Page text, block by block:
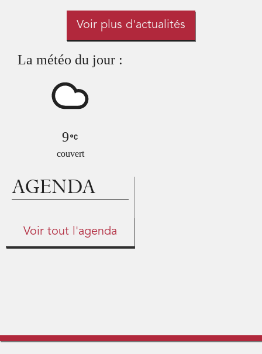
Voir plus d'actualités
La météo du jour :
9
couvert
AGENDA
Voir tout l'agenda